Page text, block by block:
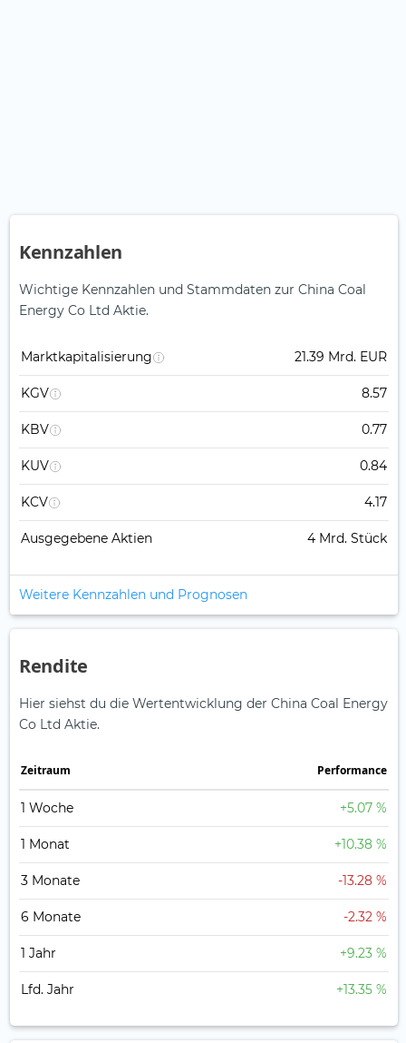
Kennzahlen
Wichtige Kennzahlen und Stammdaten zur China Coal
Energy Co Ltd Aktie.
Marktkapitalisierung 21.39 Mrd. EUR
KGV 8.57
KBV 0.77
KUV 0.84
KCV 4.17
Ausgegebene Aktien 4 Mrd. Stück
Weitere Kennzahlen und Prognosen
Rendite
Hier siehst du die Wertentwicklung der China Coal Energy
Co Ltd Aktie.
Zeitraum Perfor­mance
1 Woche +5.07 %
1 Monat +10.38 %
3 Monate -13.28 %
6 Monate -2.32 %
1 Jahr +9.23 %
Lfd. Jahr +13.35 %